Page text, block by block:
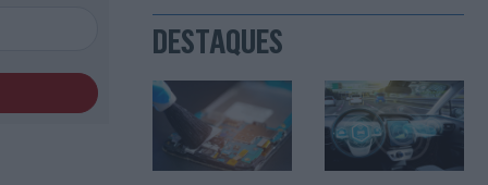
DESTAQUES